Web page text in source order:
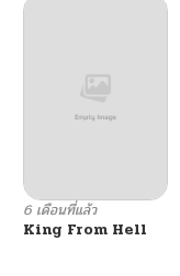
6 เดือนที่แล้ว
King From Hell